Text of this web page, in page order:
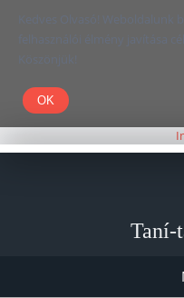
Kedves Olvasó! Weboldalunk
felhasználói élmény javítása
Köszönjük!
Taní-